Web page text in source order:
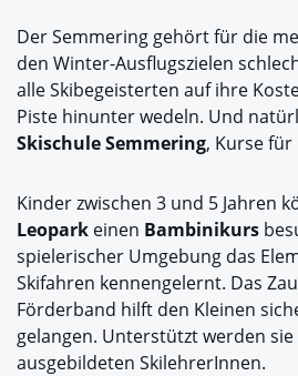
Der Semmering gehört für die
den Winter-Ausflugszielen
alle Skibegeisterten auf ihre
Piste hinunter wedeln. Und
Skischule Semmering, Kurse
Kinder zwischen 3 und 5 Jahren
Leopark einen Bambinikurs
spielerischer Umgebung das
Skifahren kennengelernt. Das
Förderband hilft den Kleinen
gelangen. Unterstützt werden
ausgebildeten SkilehrerInnen.